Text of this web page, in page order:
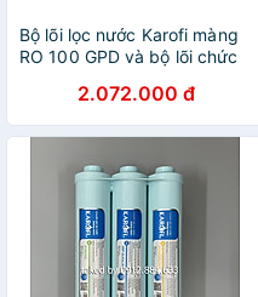
Bộ lõi lọc nước Karofi màng
RO 100 GPD và bộ lõi chức
Hp6.2 dùng cho máy lọc
nước Karofi - Hàng chính
hãng
2.072.000 đ